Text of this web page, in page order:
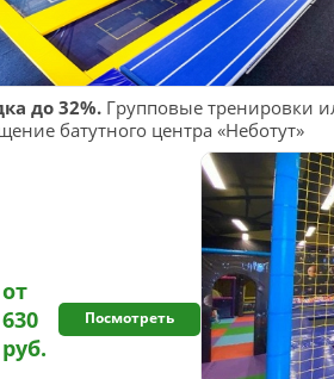
до 32%. Групповые тренировки
батутного центра «Неботут»
от
630
руб.
Посмотреть